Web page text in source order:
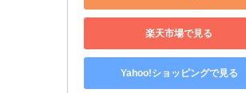
楽天市場で見る
Yahoo!ショッピングで見る